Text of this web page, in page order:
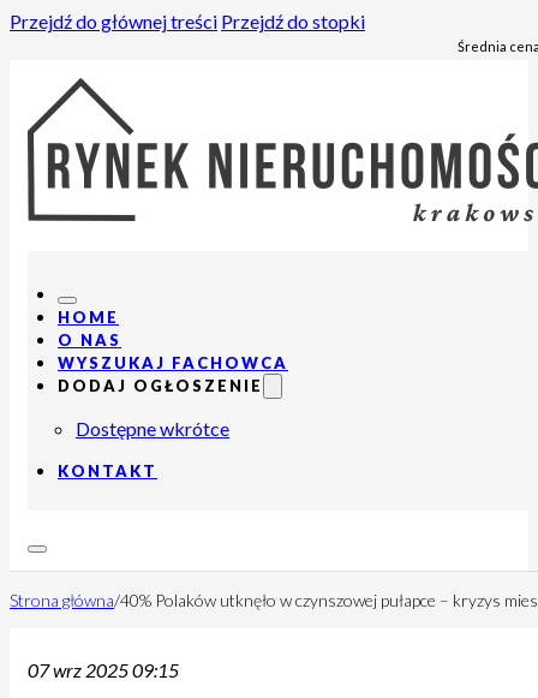
Przejdź do głównej treści Przejdź do stopki
Średnia
HOME
O NAS
WYSZUKAJ FACHOWCA
DODAJ OGŁOSZENIE
Dostępne wkrótce
KONTAKT
Strona główna/40% Polaków utknęło w czynszowej pułapce – kryzys
07 wrz 2025 09:15